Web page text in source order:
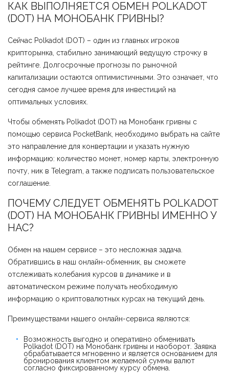
КАК ВЫПОЛНЯЕТСЯ ОБМЕН POLKADOT
(DOT) НА МОНОБАНК ГРИВНЫ?
Сейчас Polkadot (DOT) – один из главных игроков
крипторынка, стабильно занимающий ведущую строчку в
рейтинге. Долгосрочные прогнозы по рыночной
капитализации остаются оптимистичными. Это означает, что
сегодня самое лучшее время для инвестиций на
оптимальных условиях.
Чтобы обменять Polkadot (DOT) на Монобанк гривны с
помощью сервиса PocketBank, необходимо выбрать на сайте
это направление для конвертации и указать нужную
информацию: количество монет, номер карты, электронную
почту, ник в Telegram, а также подписать пользовательское
соглашение.
ПОЧЕМУ СЛЕДУЕТ ОБМЕНЯТЬ POLKADOT
(DOT) НА МОНОБАНК ГРИВНЫ ИМЕННО У
НАС?
Обмен на нашем сервисе – это несложная задача.
Обратившись в наш онлайн-обменник, вы сможете
отслеживать колебания курсов в динамике и в
автоматическом режиме получать необходимую
информацию о криптовалютных курсах на текущий день.
Преимуществами нашего онлайн-сервиса являются:
Возможность выгодно и оперативно обменивать
Polkadot (DOT) на Монобанк гривны и наоборот. Заявка
обрабатывается мгновенно и является основанием для
бронирования клиентом желаемой суммы валют
согласно фиксированному курсу обмена.